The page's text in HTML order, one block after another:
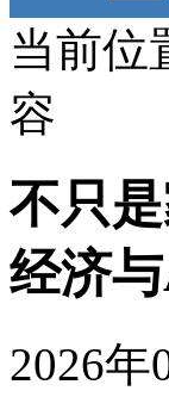
当前位
容
不只
经济
2026年